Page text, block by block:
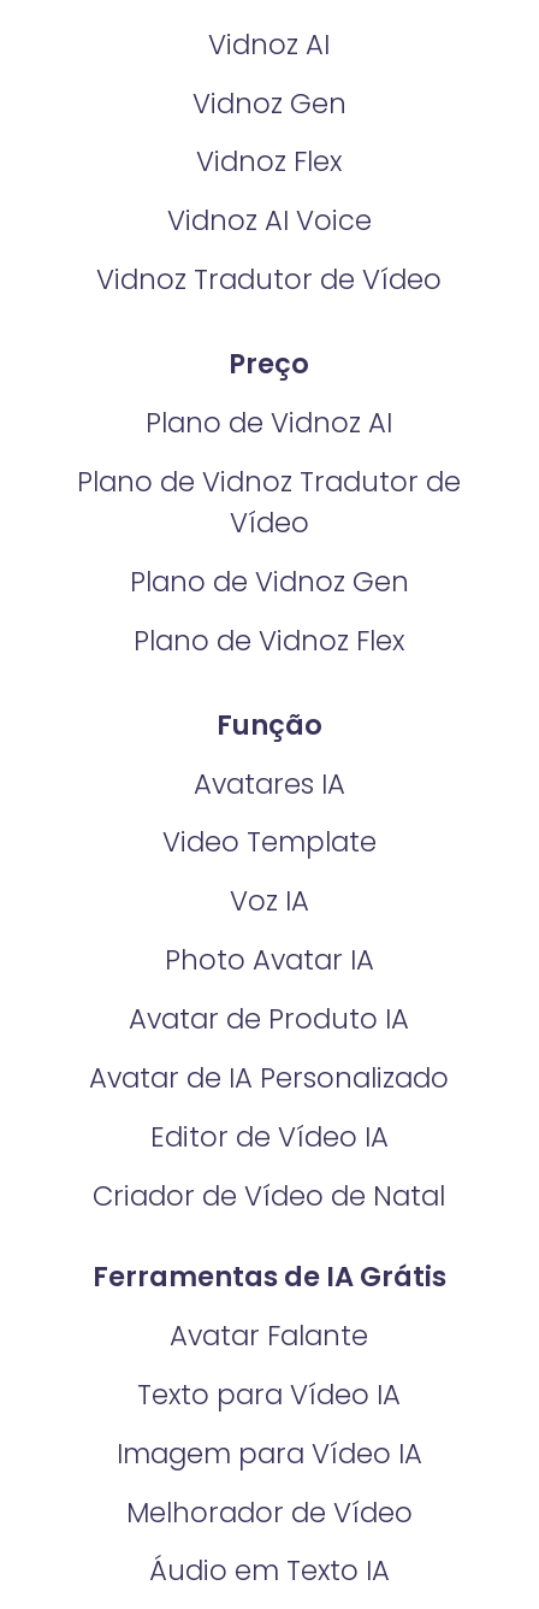
Vidnoz AI
Vidnoz Gen
Vidnoz Flex
Vidnoz AI Voice
Vidnoz Tradutor de Vídeo
Preço
Plano de Vidnoz AI
Plano de Vidnoz Tradutor de
Vídeo
Plano de Vidnoz Gen
Plano de Vidnoz Flex
Função
Avatares IA
Video Template
Voz IA
Photo Avatar IA
Avatar de Produto IA
Avatar de IA Personalizado
Editor de Vídeo IA
Criador de Vídeo de Natal
Ferramentas de IA Grátis
Avatar Falante
Texto para Vídeo IA
Imagem para Vídeo IA
Melhorador de Vídeo
Áudio em Texto IA